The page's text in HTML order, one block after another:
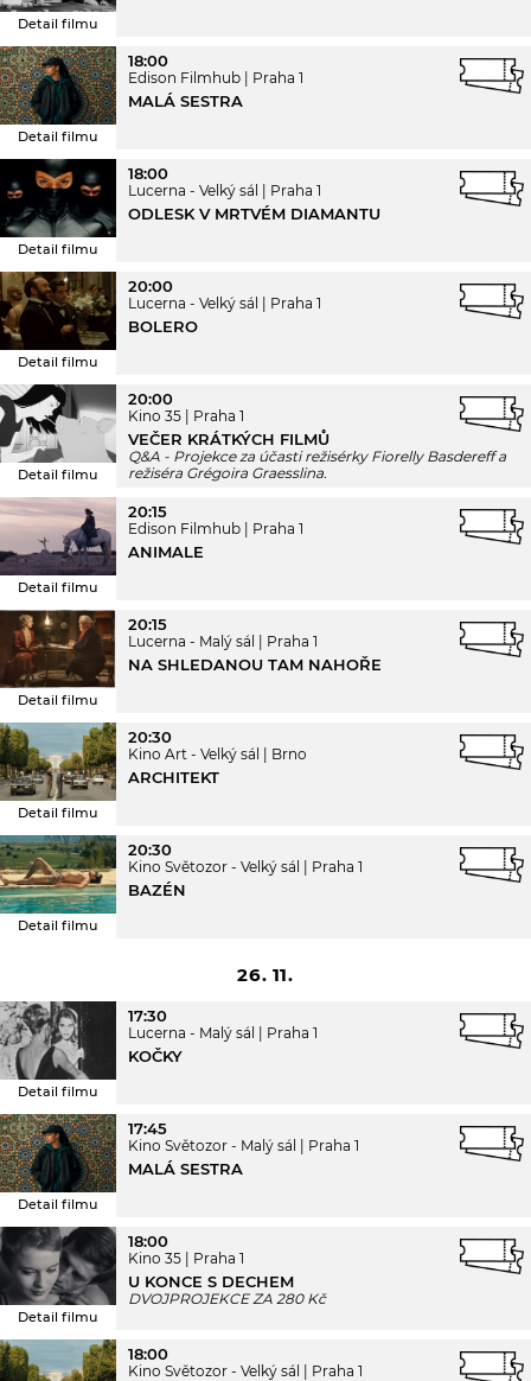
Detail filmu
Detail filmu
18:00
Edison Filmhub Praha 1
MALÁ SESTRA
Detail filmu
18:00
Lucerna - Velký sál Praha 1
ODLESK V MRTVÉM DIAMANTU
Detail filmu
20:00
Lucerna - Velký sál Praha 1
BOLERO
Detail filmu
20:00
Kino 35 Praha 1
VEČER KRÁTKÝCH FILMŮ
Q&A - Projekce za účasti režisérky Fiorelly Basdereff a
režiséra Grégoira Graesslina.
Detail filmu
20:15
Edison Filmhub Praha 1
ANIMALE
Detail filmu
20:15
Lucerna - Malý sál Praha 1
NA SHLEDANOU TAM NAHOŘE
Detail filmu
20:30
Kino Art - Velký sál Brno
ARCHITEKT
Detail filmu
20:30
Kino Světozor - Velký sál Praha 1
BAZÉN
26. 11.
Detail filmu
17:30
Lucerna - Malý sál Praha 1
KOČKY
Detail filmu
17:45
Kino Světozor - Malý sál Praha 1
MALÁ SESTRA
Detail filmu
18:00
Kino 35 Praha 1
U KONCE S DECHEM
DVOJPROJEKCE ZA 280 Kč
18:00
Kino Světozor - Velký sál Praha 1